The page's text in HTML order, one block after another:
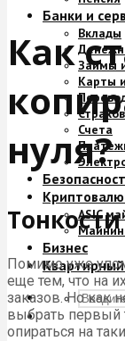
Банки и
Вклады
Займы
Карты
Счета
ASIC
Бизнес
Как
нуля?
Помимо уже
еще тем, что на
заказов. Но как
выбрать первый
опираться на